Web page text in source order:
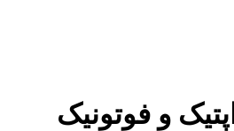
و فوتونیک